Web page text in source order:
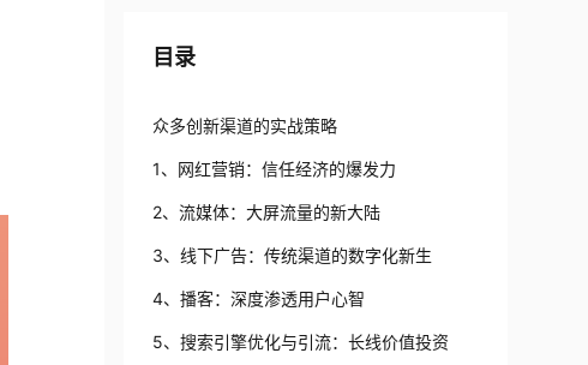
目录
众多创新渠道的实战策略
1、网红营销：信任经济的爆发力
2、流媒体：大屏流量的新大陆
3、线下广告：传统渠道的数字化新生
4、播客：深度渗透用户心智
5、搜索引擎优化与引流：长线价值投资